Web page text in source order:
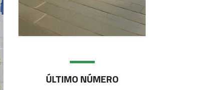
ÚLTIMO NÚMERO